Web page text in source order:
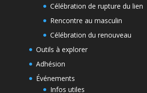
Célébration de rupture du lien
Rencontre au masculin
Célébration du renouveau
Outils à explorer
Adhésion
Événements
Infos utiles